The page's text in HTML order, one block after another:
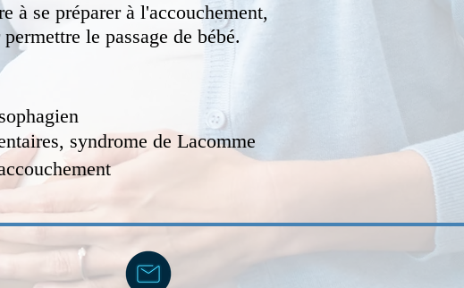
à se préparer à l'accouchement,
le passage de bébé.
syndrome de Lacomme